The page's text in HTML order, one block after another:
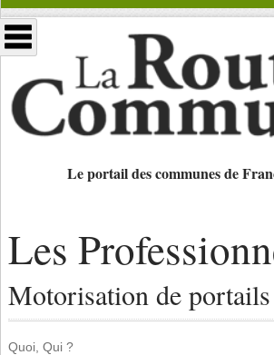
Le portail des communes de
Les
Motorisation de portails
Quoi, Qui ?